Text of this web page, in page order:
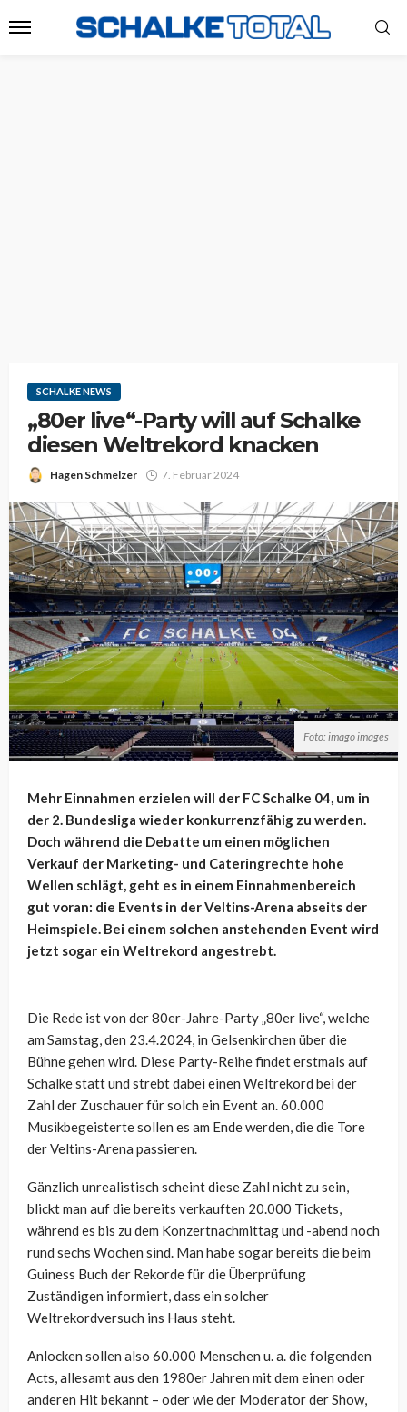
SCHALKE NEWS
„80er live“-Party will auf Schalke
diesen Weltrekord knacken
Hagen Schmelzer 7. Februar 2024
Foto: imago images
Mehr Einnahmen erzielen will der FC Schalke 04, um in
der 2. Bundesliga wieder konkurrenzfähig zu werden.
Doch während die Debatte um einen möglichen
Verkauf der Marketing- und Cateringrechte hohe
Wellen schlägt, geht es in einem Einnahmenbereich
gut voran: die Events in der Veltins-Arena abseits der
Heimspiele. Bei einem solchen anstehenden Event wird
jetzt sogar ein Weltrekord angestrebt.
Die Rede ist von der 80er-Jahre-Party „80er live“, welche
am Samstag, den 23.4.2024, in Gelsenkirchen über die
Bühne gehen wird. Diese Party-Reihe findet erstmals auf
Schalke statt und strebt dabei einen Weltrekord bei der
Zahl der Zuschauer für solch ein Event an. 60.000
Musikbegeisterte sollen es am Ende werden, die die Tore
der Veltins-Arena passieren.
Gänzlich unrealistisch scheint diese Zahl nicht zu sein,
blickt man auf die bereits verkauften 20.000 Tickets,
während es bis zu dem Konzertnachmittag und -abend noch
rund sechs Wochen sind. Man habe sogar bereits die beim
Guiness Buch der Rekorde für die Überprüfung
Zuständigen informiert, dass ein solcher
Weltrekordversuch ins Haus steht.
Anlocken sollen also 60.000 Menschen u. a. die folgenden
Acts, allesamt aus den 1980er Jahren mit dem einen oder
anderen Hit bekannt – oder wie der Moderator der Show,